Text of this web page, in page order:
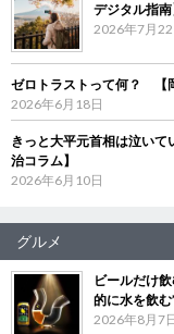
デジタル指南
2026年7月22
ゼロトラストって何？ 【
2026年6月18日
きっと大平元首相は泣い
治コラム】
2026年6月10日
グルメ
ビールだけ
的に水を飲
2026年8月7